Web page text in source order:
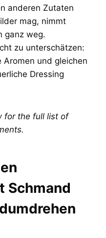
anderen Zutaten
mag, nimmt
ganz weg.
zu unterschätzen:
Aromen und gleichen
Dressing
for the full list of
Schmand